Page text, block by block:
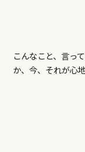
こんなこと、言っ
か、今、それが心地